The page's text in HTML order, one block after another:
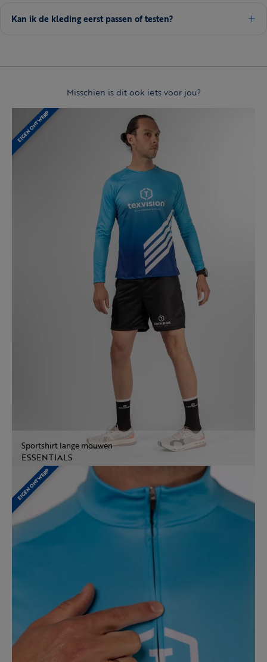
Kan ik de kleding eerst passen of testen?
Misschien is dit ook iets voor jou?
EIGEN ONTWERP
Sportshirt lange mouwen
ESSENTIALS
EIGEN ONTWERP